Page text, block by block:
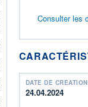
Consulter les
DATE DE CRÉATION
24.04.2024